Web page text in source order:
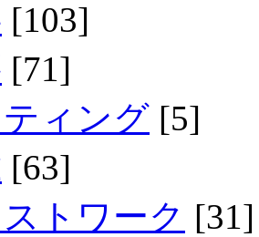
[103]
[71]
ィング [5]
[63]
トワーク [31]